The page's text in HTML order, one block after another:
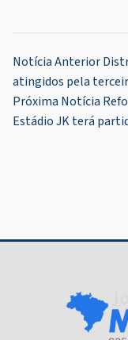
Navegação
de
Post
Notícia Anterior
atingidos pela
Próxima Notícia
Estádio JK terá